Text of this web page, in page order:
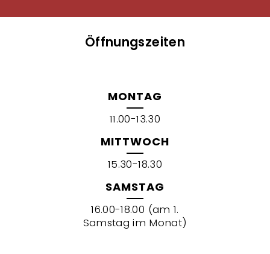
Öffnungszeiten
MONTAG
11.00-13.30
MITTWOCH
15.30-18.30
SAMSTAG
16.00-18.00 (am 1.
Samstag im Monat)